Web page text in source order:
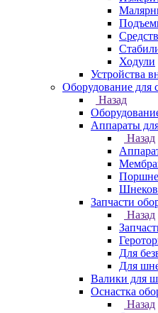
Ходули
Устройства
Оборудование для
Назад
Аппараты
Назад
Запчасти
Назад
Для
Для
Валики для
Оснастка
Назад